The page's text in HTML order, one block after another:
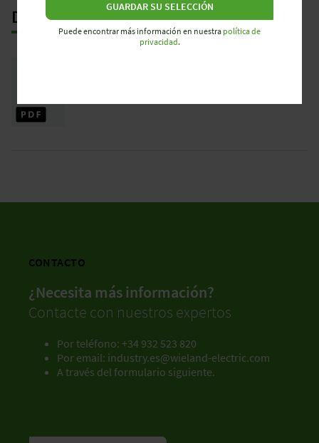
DESCARGAS
CONTACTO
¿Necesita más información?
Contacte con nuestros expertos
Por teléfono: +34 932 523 820
Por email: industry.es@wieland-electric.com
A través del formulario siguiente.
GUARDAR SU SELECCIÓN
Puede encontrar más información en nuestra política de
privacidad.